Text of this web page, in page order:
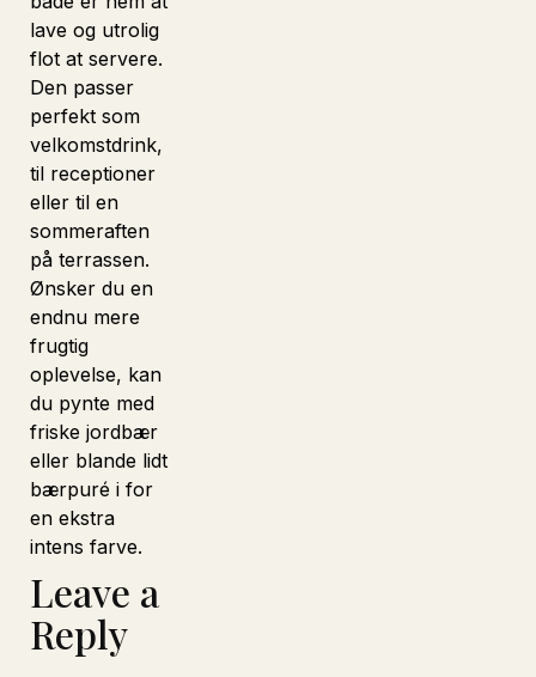
lave og utrolig
flot at servere.
Den passer
perfekt som
velkomstdrink,
til receptioner
eller til en
sommeraften
på terrassen.
Ønsker du en
endnu mere
frugtig
oplevelse, kan
du pynte med
friske jordbær
eller blande lidt
bærpuré i for
en ekstra
intens farve.
Leave a
Reply